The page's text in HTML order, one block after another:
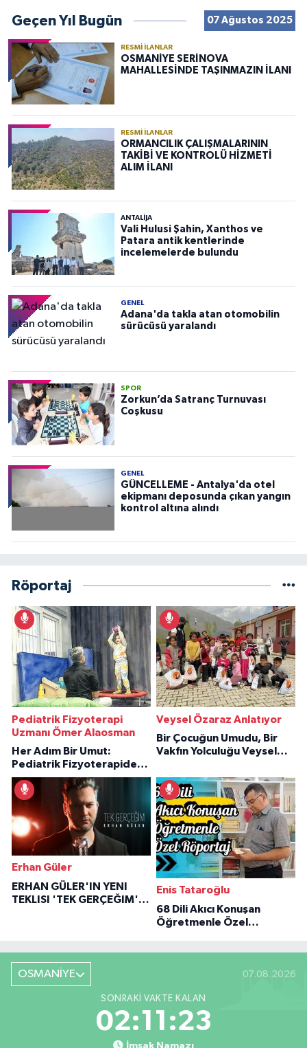
Geçen Yıl Bugün 07 Ağustos 2025
RESMI İLANLAR
OSMANİYE SERİNOVA
MAHALLESİNDE TAŞINMAZIN İLANI
RESMI İLANLAR
ORMANCILIK ÇALIŞMALARININ
TAKİBİ VE KONTROLÜ HİZMETİ
ALIM İLANI
ANTALIJA
Vali Hulusi Şahin, Xanthos ve
Patara antik kentlerinde
incelemelerde bulundu
GENEL
Adana'da takla atan otomobilin
sürücüsü yaralandı
SPOR
Zorkun’da Satranç Turnuvası
Coşkusu
GENEL
GÜNCELLEME - Antalya'da otel
ekipmanı deposunda çıkan yangın
kontrol altına alındı
Röportaj
Pediatrik Fizyoterapi
Uzmanı Ömer Alaosman
Her Adım Bir Umut:
Pediatrik Fizyoterapiden
İlham Veren Hikâyeler
Veysel Özaraz Anlatıyor
Bir Çocuğun Umudu, Bir
Vakfın Yolculuğu Veysel
Erhan Güler
ERHAN GÜLER'IN YENI
TEKLISI 'TEK GERÇEĞIM'LE
Enis Tataroğlu
68 Dili Akıcı Konuşan
Öğretmenle Özel
OSMANİYE 07.08.2026
SONRAKI VAKTE KALAN
02:11:22
İmsak Namazı